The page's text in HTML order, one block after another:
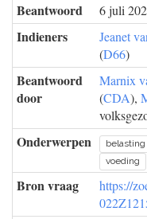
Beantwoord 6 juli
Indieners Jeanet
(D66)
Beantwoord
door
Marnix
(CDA),
Onderwerpen belasting
voeding
Bron vraag
https://